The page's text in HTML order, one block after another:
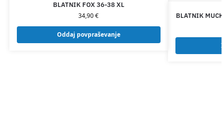
BLATNIK FOX 36-38 XL
34,90€
Oddaj povpraševanje
BLATNIK